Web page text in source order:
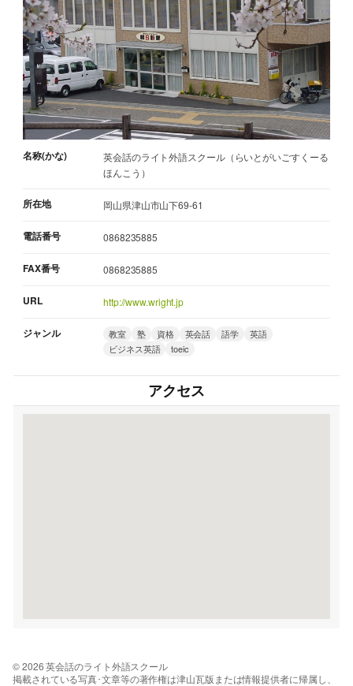
名称(かな)
英会話のライト外語スクール（らいとがいごすくーる
ほんこう）
所在地 岡山県津山市山下69-61
電話番号 0868235885
FAX番号 0868235885
URL http://www.wright.jp
ジャンル 教室 塾 資格 英会話 語学
英語
ビジネス英語
toeic
アクセス
© 2026 英会話のライト外語スクール
掲載されている写真･文章等の著作権は津山瓦版または情報提供者に帰属し、